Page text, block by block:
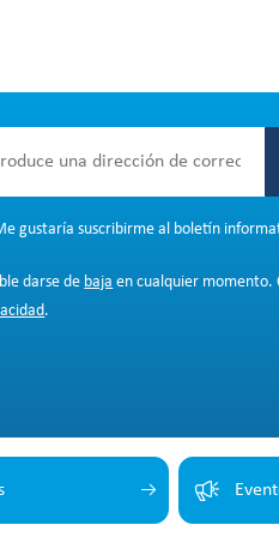
gustaría suscribirme al boletín
darse de baja en cualquier momento.
.